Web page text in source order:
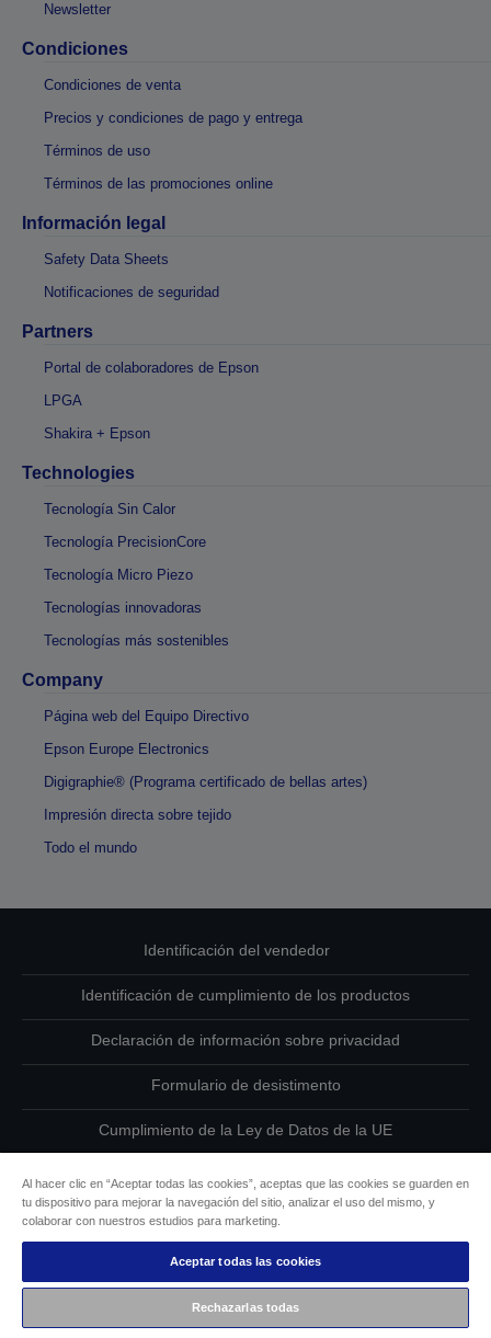
Newsletter
Condiciones
Condiciones de venta
Precios y condiciones de pago y entrega
Términos de uso
Términos de las promociones online
Información legal
Safety Data Sheets
Notificaciones de seguridad
Partners
Portal de colaboradores de Epson
LPGA
Shakira + Epson
Technologies
Tecnología Sin Calor
Tecnología PrecisionCore
Tecnología Micro Piezo
Tecnologías innovadoras
Tecnologías más sostenibles
Company
Página web del Equipo Directivo
Epson Europe Electronics
Digigraphie® (Programa certificado de bellas artes)
Impresión directa sobre tejido
Todo el mundo
Identificación del vendedor
Identificación de cumplimiento de los productos
Declaración de información sobre privacidad
Formulario de desistimento
Cumplimiento de la Ley de Datos de la UE
Información sobre cookies
Compromiso de accesibilidad de Epson
Copyright © 2026 Seiko Epson
Al hacer clic en “Aceptar todas las cookies”, aceptas que las cookies se guarden en
tu dispositivo para mejorar la navegación del sitio, analizar el uso del mismo, y
colaborar con nuestros estudios para marketing.
Aceptar todas las cookies
Rechazarlas todas